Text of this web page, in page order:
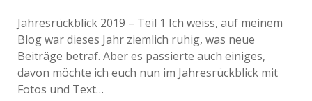
Jahresrückblick 2019 – Teil 1 Ich weiss, auf meinem
Blog war dieses Jahr ziemlich ruhig, was neue
Beiträge betraf. Aber es passierte auch einiges,
davon möchte ich euch nun im Jahresrückblick mit
Fotos und Text…